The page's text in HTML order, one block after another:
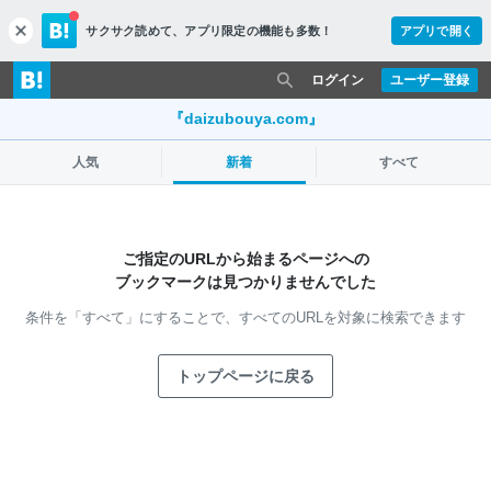
c
l
o
s
サクサク読めて、 アプリ限定の機能も多数！ アプリで開く
ユーザー登録
ログイン
『daizubouya.com』
人気 新着 すべて
ご指定のURLから始まるページへの
ブックマークは見つかりませんでした
条件を「すべて」にすることで、 すべてのURLを対象に検索できます
トップページに戻る